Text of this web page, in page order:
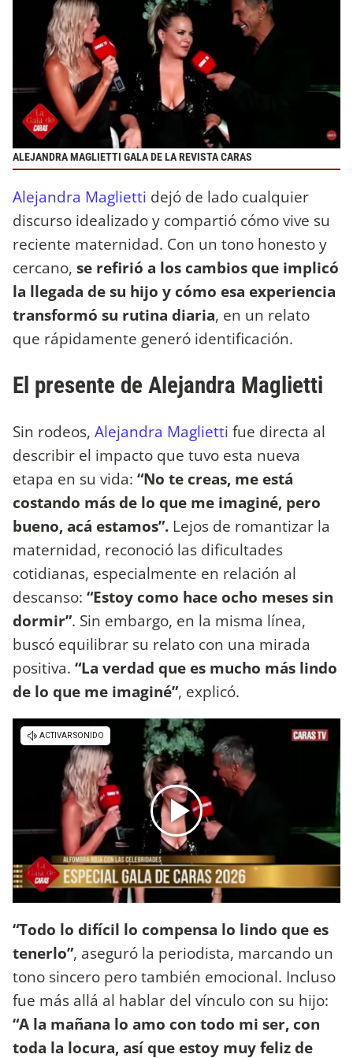
ALEJANDRA MAGLIETTI GALA DE LA REVISTA CARAS
Alejandra Maglietti dejó de lado cualquier
discurso idealizado y compartió cómo vive su
reciente maternidad. Con un tono honesto y
cercano, se refirió a los cambios que implicó
la llegada de su hijo y cómo esa experiencia
transformó su rutina diaria, en un relato
que rápidamente generó identificación.
El presente de Alejandra Maglietti
Sin rodeos, Alejandra Maglietti fue directa al
describir el impacto que tuvo esta nueva
etapa en su vida: “No te creas, me está
costando más de lo que me imaginé, pero
bueno, acá estamos”. Lejos de romantizar la
maternidad, reconoció las dificultades
cotidianas, especialmente en relación al
descanso: “Estoy como hace ocho meses sin
dormir”. Sin embargo, en la misma línea,
buscó equilibrar su relato con una mirada
positiva. “La verdad que es mucho más lindo
de lo que me imaginé”, explicó.
“Todo lo difícil lo compensa lo lindo que es
tenerlo”, aseguró la periodista, marcando un
tono sincero pero también emocional. Incluso
fue más allá al hablar del vínculo con su hijo:
“A la mañana lo amo con todo mi ser, con
toda la locura, así que estoy muy feliz de